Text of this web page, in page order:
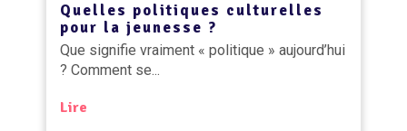
Quelles politiques culturelles
pour la jeunesse ?
Que signifie vraiment « politique » aujourd’hui
? Comment se...
Lire